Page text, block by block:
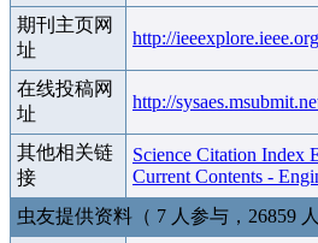
期刊主页网
址
http://
在线投稿网
址
http://
其他相关链
接
Science Citation Index
Current Contents -
虫友提供资料（ 7 人参与，26859 人